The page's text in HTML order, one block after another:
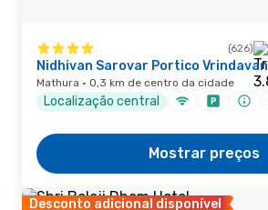
(626)
Nidhivan Sarovar Portico Vrindavan
Mathura · 0,3 km de centro da cidade
Localização central
Mostrar preços
Desconto adicional disponível